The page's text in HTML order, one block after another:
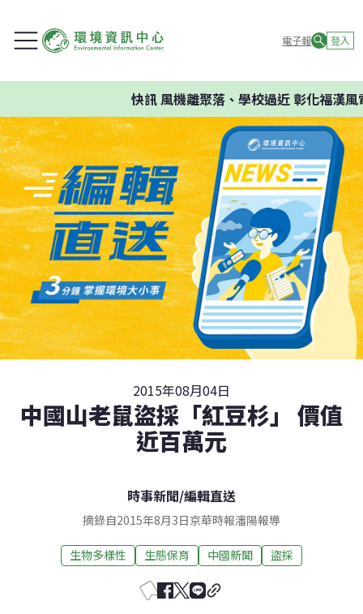
電子報 登入
快訊風機離聚落、學校過近 彰化福漢風
2015年08月04日
中國山老鼠盜採「紅豆杉」 價值
近百萬元
時事新聞/編輯直送
摘錄自2015年8月3日京華時報瀋陽報導
生物多樣性 生態保育 中國新聞 盜採